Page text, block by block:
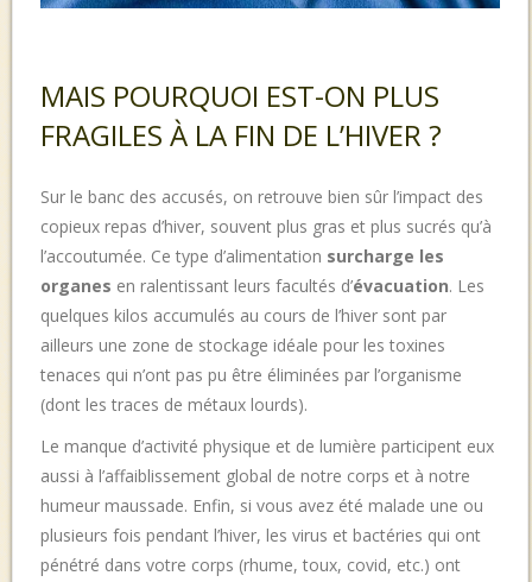
MAIS POURQUOI EST-ON PLUS
FRAGILES À LA FIN DE L’HIVER ?
Sur le banc des accusés, on retrouve bien sûr l’impact des
copieux repas d’hiver, souvent plus gras et plus sucrés qu’à
l’accoutumée. Ce type d’alimentation surcharge les
organes en ralentissant leurs facultés d’évacuation. Les
quelques kilos accumulés au cours de l’hiver sont par
ailleurs une zone de stockage idéale pour les toxines
tenaces qui n’ont pas pu être éliminées par l’organisme
(dont les traces de métaux lourds).
Le manque d’activité physique et de lumière participent eux
aussi à l’affaiblissement global de notre corps et à notre
humeur maussade. Enfin, si vous avez été malade une ou
plusieurs fois pendant l’hiver, les virus et bactéries qui ont
pénétré dans votre corps (rhume, toux, covid, etc.) ont